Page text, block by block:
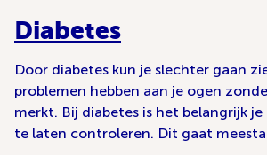
Diabetes
Door diabetes kun je slechter gaan
problemen hebben aan je ogen
merkt. Bij diabetes is het belangrijk
te laten controleren. Dit gaat